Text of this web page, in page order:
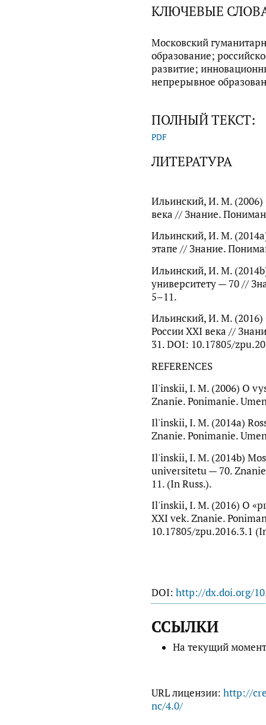
КЛЮЧЕВЫЕ
Московский
образование;
развитие;
непрерывное
ПОЛНЫЙ ТЕКСТ:
PDF
ЛИТЕРАТУРА
Ильинский, И. М.
века // Знание.
Ильинский, И. М.
этапе // Знание.
Ильинский, И. М.
университету — 70 //
5–11.
Ильинский, И. М. (2016)
России XXI века //
31. DOI: 10.17805/
REFERENCES
Il'inskii, I. M. (2006) O
Znanie. Ponimanie.
Il'inskii, I. M. (2014a)
Znanie. Ponimanie.
Il'inskii, I. M. (2014b)
universitetu — 70.
11. (In Russ.).
Il'inskii, I. M. (2016) O
XXI vek. Znanie.
10.17805/zpu.2016.3.1
DOI: http://dx.doi.org/
ССЫЛКИ
На текущий
URL лицензии: http://
nc/4.0/